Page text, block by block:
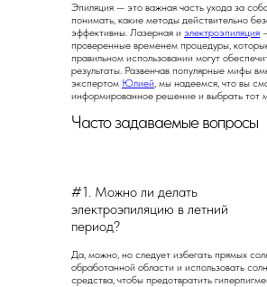
Эпиляция — это важная часть ухода за
понимать, какие методы действительно
эффективны. Лазерная и электроэпиляция
проверенные временем процедуры,
правильном использовании могут
результаты. Развенчав популярные мифы
экспертом Юлией, мы надеемся, что вы
информированное решение и выбрать тот
своем выборе и наслаждайтесь гладкой
Часто задаваемые вопросы
#1. Можно ли делать
электроэпиляцию в летний
период?
Да, можно, но следует избегать прямых
обработанной области и использовать
средства, чтобы предотвратить